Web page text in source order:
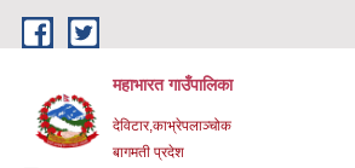
Skip to main content
महाभारत गाउँपालिका
देविटार,काभ्रेपलाञ्चोक
बागमती प्रदेश